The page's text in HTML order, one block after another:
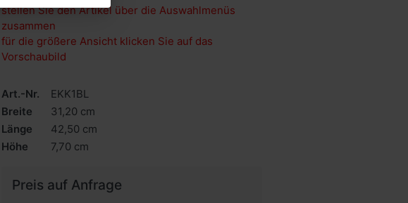
stellen Sie den Artikel über die Auswahlmenüs
zusammen
für die größere Ansicht klicken Sie auf das
Vorschaubild
Art.-Nr.
EKK1BL
Breite
31,20 cm
Länge
42,50 cm
Höhe
7,70 cm
Preis auf Anfrage